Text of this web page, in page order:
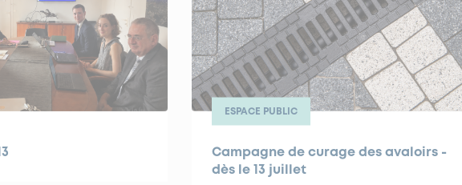
ESPACE PUBLIC
Campagne de curage des avaloirs -
dès le 13 juillet